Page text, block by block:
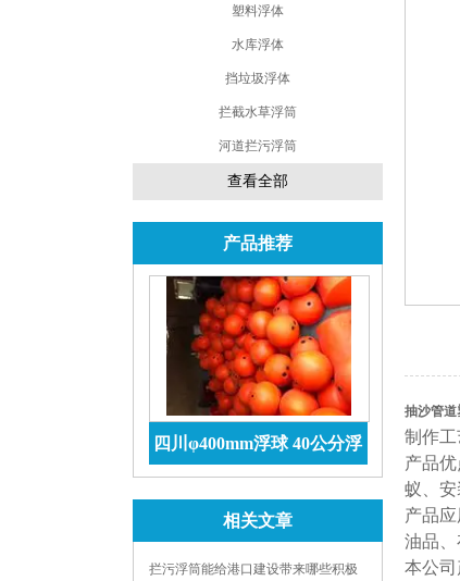
塑料浮体
水库浮体
挡垃圾浮体
拦截水草浮筒
河道拦污浮筒
查看全部
产品推荐
四川φ400mm浮球 40公分浮
相关文章
拦污浮筒能给港口建设带来哪些积极
抽沙管道
制作工
产品
蚁、安
产品
油品、
本公